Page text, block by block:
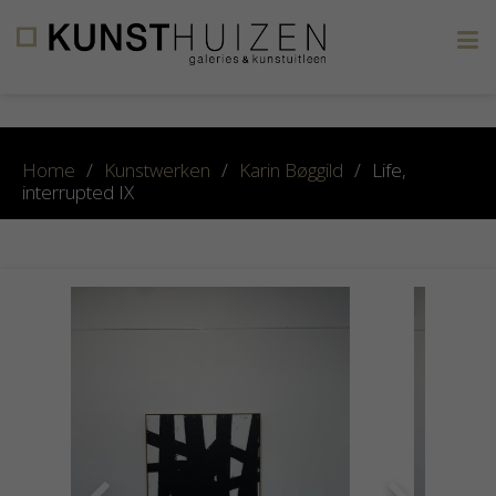
Home / Kunstwerken / Karin Bøggild / Life,
interrupted IX